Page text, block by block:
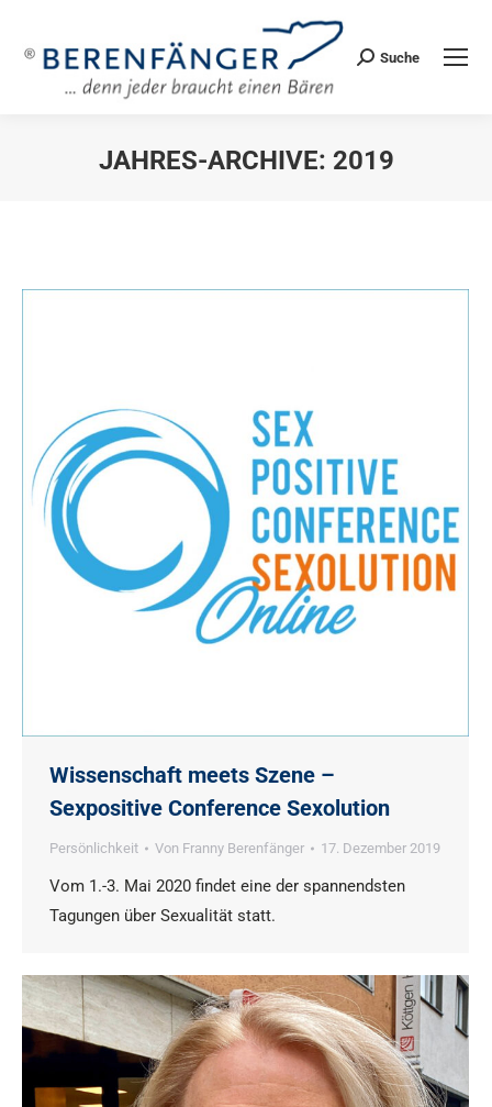
Search:
Suche
JAHRES-ARCHIVE: 2019
Wissenschaft meets Szene –
Sexpositive Conference Sexolution
Persönlichkeit Von Franny Berenfänger 17. Dezember 2019
Vom 1.-3. Mai 2020 findet eine der spannendsten
Tagungen über Sexualität statt.